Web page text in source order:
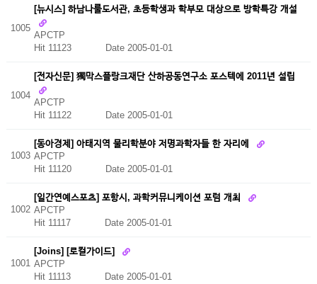
1005
[뉴시스] 하남나룰도서관, 초등학생과 학부모 대상으로 방학특강 개설
APCTP
Hit 11123 Date 2005-01-01
1004
[전자신문] 獨막스플랑크재단 산하공동연구소 포스텍에 2011년 설립
APCTP
Hit 11122 Date 2005-01-01
1003
[동아경제] 아태지역 물리학분야 저명과학자들 한 자리에
APCTP
Hit 11120
Date 2005-01-01
1002
[일간연예스포츠] 포항시, 과학커뮤니케이션 포럼 개최
APCTP
Hit 11117
Date 2005-01-01
1001
[Joins] [로컬가이드]
APCTP
Hit 11113
Date 2005-01-01